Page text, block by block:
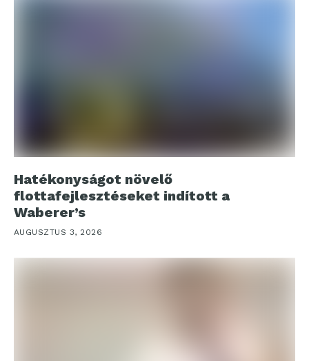
Hatékonyságot növelő
flottafejlesztéseket indított a
Waberer’s
AUGUSZTUS 3, 2026